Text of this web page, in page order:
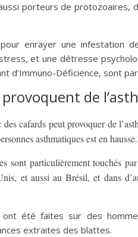
porteurs de protozoaires,
enrayer une infestation
et une détresse
d’Immuno-Déficience, sont
de
cafards peut provoquer de
asthmatiques est en hausse.
sont particulièrement touchés
et aussi au Brésil, et dans
ont été faites sur des
extraites des blattes.